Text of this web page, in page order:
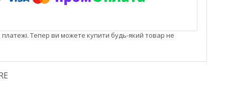
платежі. Тепер ви можете купити будь-який товар не